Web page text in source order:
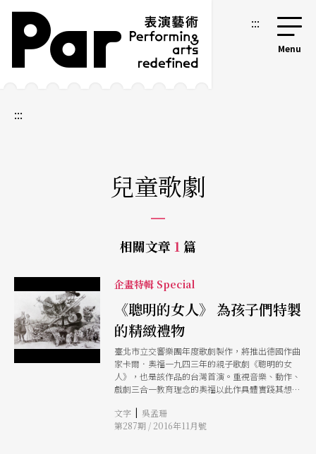
跳到主要內容區塊
網站導覽 :::
:::
兒童歌劇
相關文章 1 篇
企畫特輯 Special
《聰明的女人》 為孩子們特製
的精緻禮物
臺北市立交響樂團年度歌劇製作，將推出德國作曲
家卡爾．奧福一九四三年的親子歌劇《聰明的女
人》，也是該作品的台灣首演。重視音樂、動作、
戲劇三合一教育理念的奧福以此作具體實踐其想
們，製作團隊也將戲劇、舞蹈、影像都放進了表演
中，特邀兒童劇導演趙自強領軍操刀，繪本畫家塔
文字 | 吳孟珊
第287期 / 2016年11月號